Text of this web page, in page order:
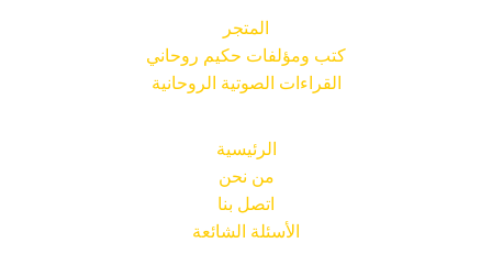
المتجر
كتب ومؤلفات حكيم روحاني
القراءات الصوتية الروحانية
الرئيسية
من نحن
اتصل بنا
الأسئلة الشائعة